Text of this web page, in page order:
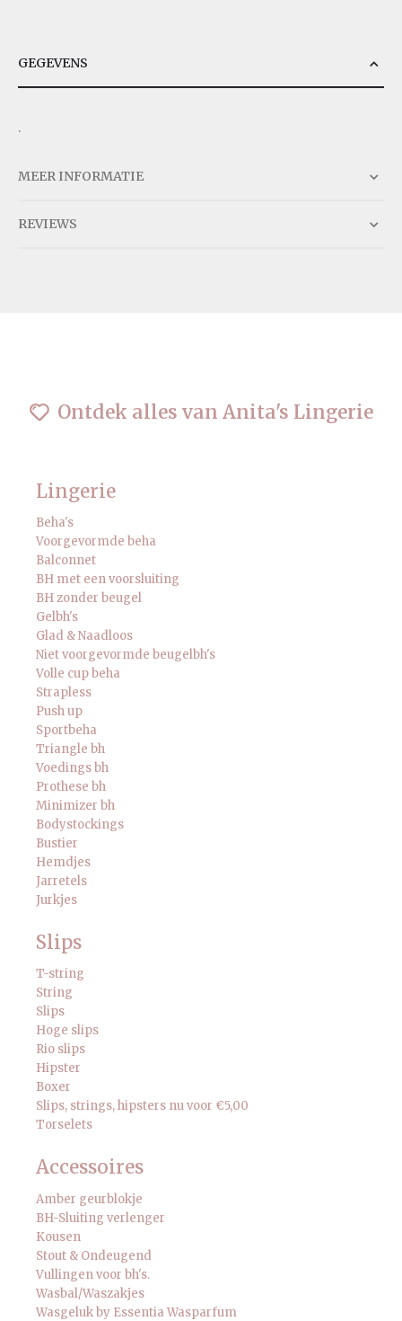
GEGEVENS
.
MEER INFORMATIE
REVIEWS
Ontdek alles van Anita's Lingerie
Lingerie
Beha's
Voorgevormde beha
Balconnet
BH met een voorsluiting
BH zonder beugel
Gelbh's
Glad & Naadloos
Niet voorgevormde beugelbh's
Volle cup beha
Strapless
Push up
Sportbeha
Triangle bh
Voedings bh
Prothese bh
Minimizer bh
Bodystockings
Bustier
Hemdjes
Jarretels
Jurkjes
Slips
T-string
String
Slips
Hoge slips
Rio slips
Hipster
Boxer
Slips, strings, hipsters nu voor €5,00
Torselets
Accessoires
Amber geurblokje
BH-Sluiting verlenger
Kousen
Stout & Ondeugend
Vullingen voor bh's.
Wasbal/Waszakjes
Wasgeluk by Essentia Wasparfum